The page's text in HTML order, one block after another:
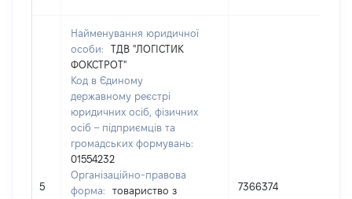
5
Найменування юридичної
особи:
ТДВ "ЛОГІСТИК
ФОКСТРОТ"
Код в Єдиному
державному реєстрі
юридичних осіб, фізичних
осіб – підприємців та
громадських формувань:
01554232
Організаційно-правова
форма:
товариство з
7366374